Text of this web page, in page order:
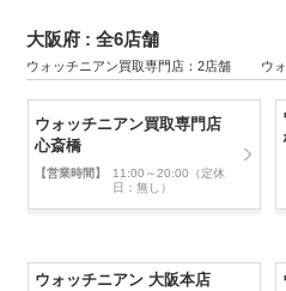
大阪府 : 全6店舗
ウォッチニアン買取専門店：2店舗 ウ
ウォッチニアン買取専門店
心斎橋
【営業時間】
11:00～20:00（定休
日：無し）
ウォッチニアン 大阪本店